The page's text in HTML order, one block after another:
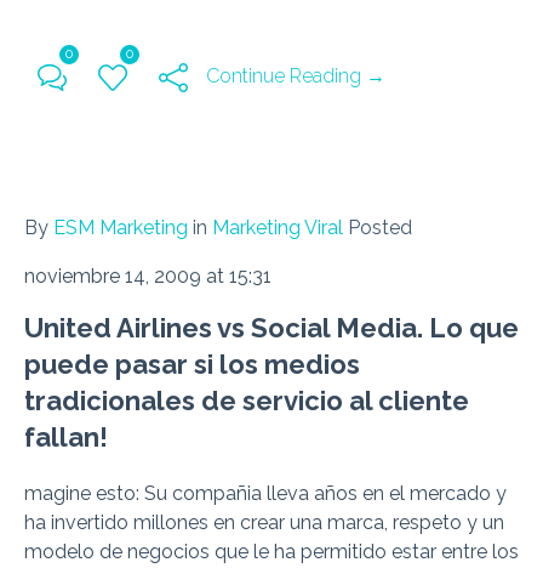
0 0
Continue Reading →
By ESM Marketing in Marketing Viral Posted
noviembre 14, 2009 at 15:31
United Airlines vs Social Media. Lo que
puede pasar si los medios
tradicionales de servicio al cliente
fallan!
magine esto: Su compañia lleva años en el mercado y
ha invertido millones en crear una marca, respeto y un
modelo de negocios que le ha permitido estar entre los